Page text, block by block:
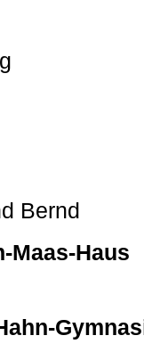
Bernd
Maas-Haus